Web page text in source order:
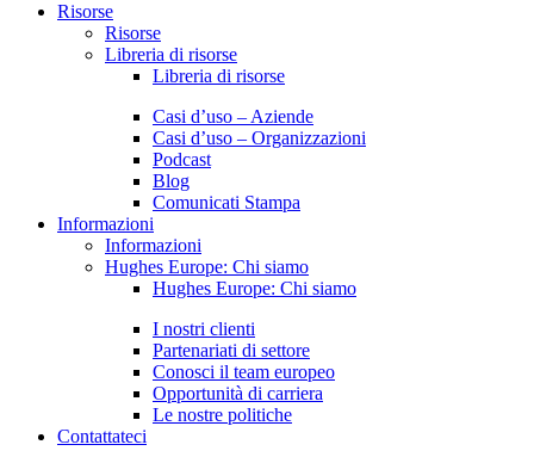
Risorse
Risorse
Libreria di risorse
Libreria di risorse
Casi d’uso – Aziende
Casi d’uso – Organizzazioni
Podcast
Blog
Comunicati Stampa
Informazioni
Informazioni
Hughes Europe: Chi siamo
Hughes Europe: Chi siamo
I nostri clienti
Partenariati di settore
Conosci il team europeo
Opportunità di carriera
Le nostre politiche
Contattateci